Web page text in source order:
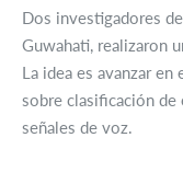
Dos investigadores
Guwahati, realizaron
La idea es avanzar
sobre clasificación de
señales de voz.